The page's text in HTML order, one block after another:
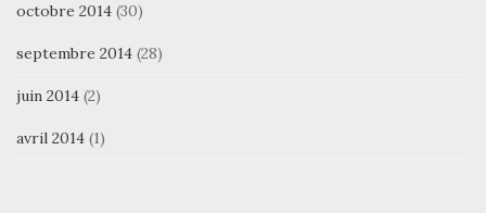
octobre 2014 (30)
septembre 2014 (28)
juin 2014 (2)
avril 2014 (1)